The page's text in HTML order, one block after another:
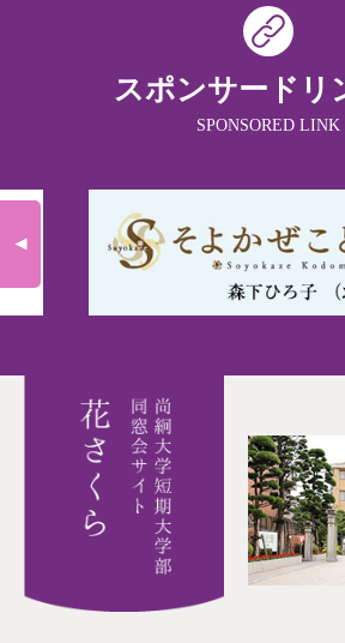
スポンサードリ
SPONSORED LINK